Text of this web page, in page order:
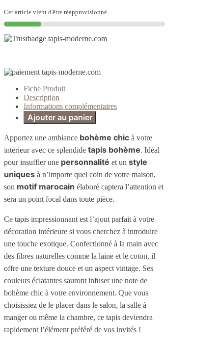
Cet article vient d'être réapprovisionné
Fiche Produit
Description
Informations complémentaires
Ajouter au panier
Apportez une ambiance bohème chic à votre
intérieur avec ce splendide tapis bohème. Idéal
pour insuffler une personnalité et un style
uniques à n’importe quel coin de votre maison,
son motif marocain élaboré captera l’attention et
sera un point focal dans toute pièce.
Ce tapis impressionnant est l’ajout parfait à votre
décoration intérieure si vous cherchez à introduire
une touche exotique. Confectionné à la main avec
des fibres naturelles comme la laine et le coton, il
offre une texture douce et un aspect vintage. Ses
couleurs éclatantes sauront infuser une note de
bohème chic à votre environnement. Que vous
choisissiez de le placer dans le salon, la salle à
manger ou même la chambre, ce tapis deviendra
rapidement l’élément préféré de vos invités !